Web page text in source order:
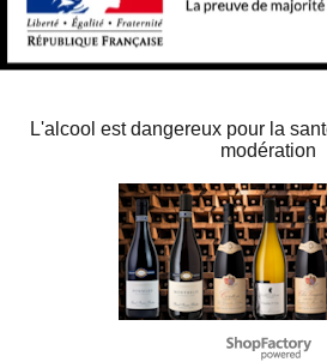
L'alcool est dangereux pour la
modération
To create online store
ShopFactory eCommerce